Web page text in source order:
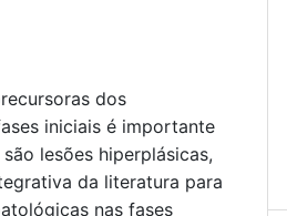
dos
iniciais é importante
lesões hiperplásicas,
da literatura para
nas fases